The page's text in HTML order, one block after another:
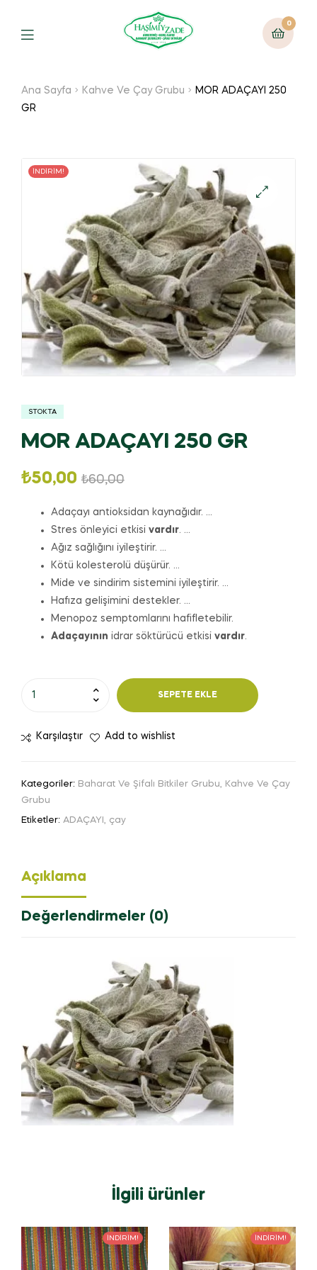
0
Ana Sayfa Kahve Ve Çay Grubu
MOR ADAÇAYI 250
GR
İNDIRIM!
STOKTA
MOR ADAÇAYI 250 GR
₺60,00
₺50,00
Adaçayı antioksidan kaynağıdır. …
Stres önleyici etkisi vardır. …
Ağız sağlığını iyileştirir. …
Kötü kolesterolü düşürür. …
Mide ve sindirim sistemini iyileştirir. …
Hafıza gelişimini destekler. …
Menopoz semptomlarını hafifletebilir.
Adaçayının idrar söktürücü etkisi vardır.
SEPETE EKLE
Karşılaştır Add to wishlist
Kategoriler: Baharat Ve Şifalı Bitkiler Grubu, Kahve Ve Çay
Grubu
Etiketler: ADAÇAYI , çay
Açıklama
Değerlendirmeler (0)
İlgili ürünler
İNDIRIM! İNDIRIM!